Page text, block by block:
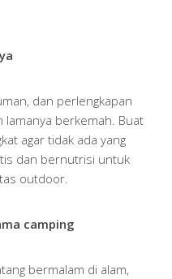
dan perlengkapan
lamanya berkemah. Buat
agar tidak ada yang
dan bernutrisi untuk
outdoor.
camping
bermalam di alam,